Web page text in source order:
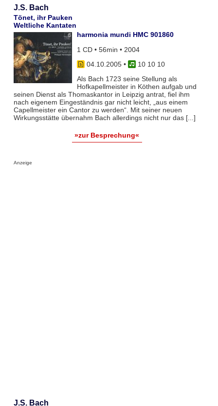
J.S. Bach
Tönet, ihr Pauken
Weltliche Kantaten
harmonia mundi HMC 901860
1 CD • 56min • 2004
04.10.2005•
10 10 10
Als Bach 1723 seine Stellung als
Hofkapellmeister in Köthen aufgab und
seinen Dienst als Thomaskantor in Leipzig antrat, fiel ihm
nach eigenem Eingeständnis gar nicht leicht, „aus einem
Capellmeister ein Cantor zu werden“. Mit seiner neuen
Wirkungsstätte übernahm Bach allerdings nicht nur das [...]
»zur Besprechung«
Anzeige
J.S. Bach